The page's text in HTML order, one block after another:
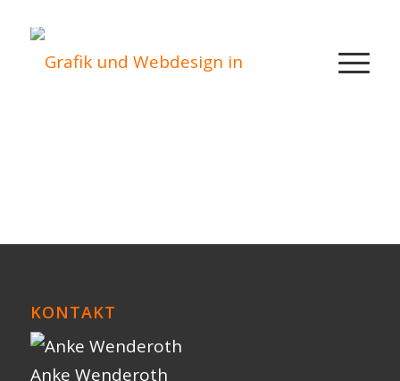
KONTAKT
Anke Wenderoth